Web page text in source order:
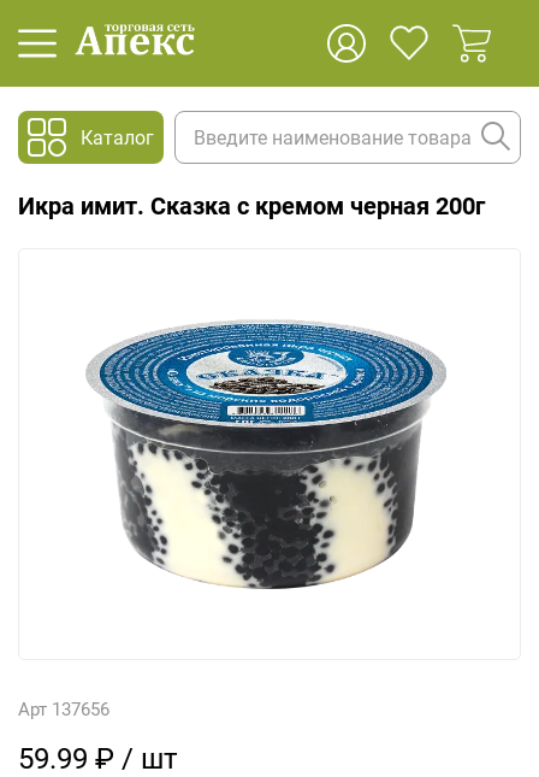
Каталог
Икра имит. Сказка с кремом черная 200г
Арт 137656
59.99 ₽ / шт